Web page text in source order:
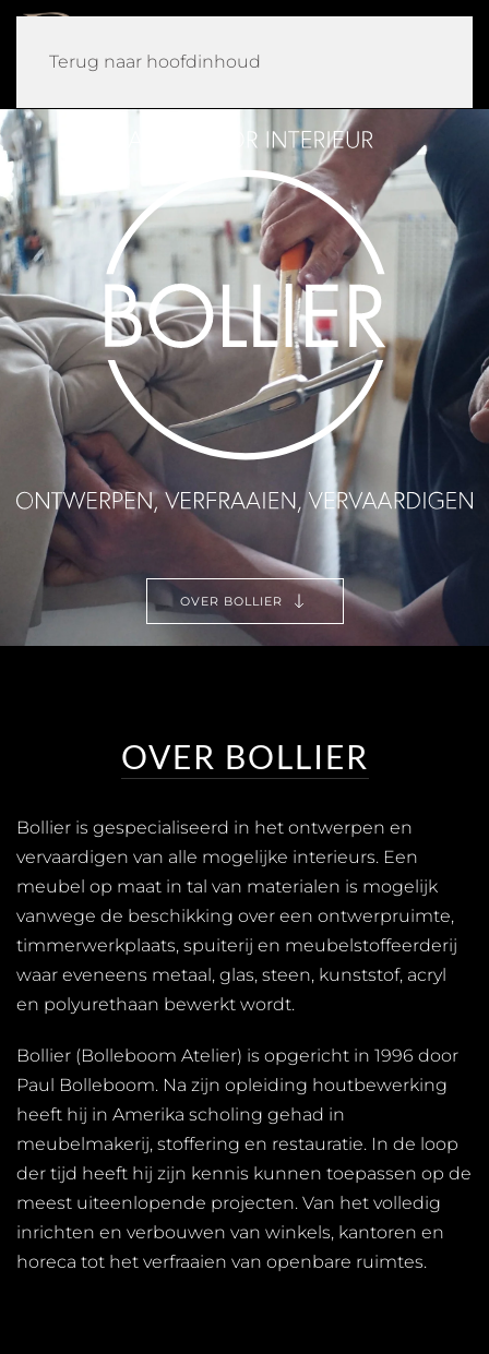
Terug naar hoofdinhoud
OVER BOLLIER
OVER BOLLIER
Bollier is gespecialiseerd in het ontwerpen en
vervaardigen van alle mogelijke interieurs. Een
meubel op maat in tal van materialen is mogelijk
vanwege de beschikking over een ontwerpruimte,
timmerwerkplaats, spuiterij en meubelstoffeerderij
waar eveneens metaal, glas, steen, kunststof, acryl
en polyurethaan bewerkt wordt.
Bollier (Bolleboom Atelier) is opgericht in 1996 door
Paul Bolleboom. Na zijn opleiding houtbewerking
heeft hij in Amerika scholing gehad in
meubelmakerij, stoffering en restauratie. In de loop
der tijd heeft hij zijn kennis kunnen toepassen op de
meest uiteenlopende projecten. Van het volledig
inrichten en verbouwen van winkels, kantoren en
horeca tot het verfraaien van openbare ruimtes.